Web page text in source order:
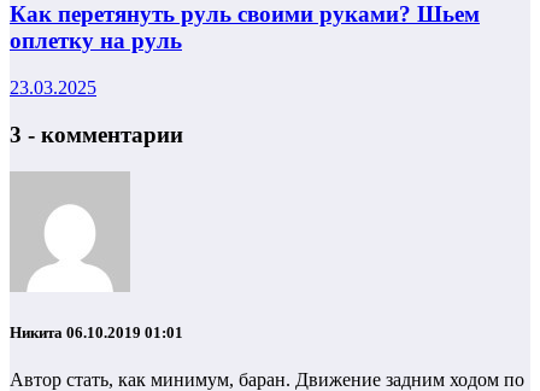
Как перетянуть руль своими руками? Шьем
оплетку на руль
23.03.2025
3 - комментарии
Никита 06.10.2019 01:01
Автор стать, как минимум, баран. Движение задним ходом по